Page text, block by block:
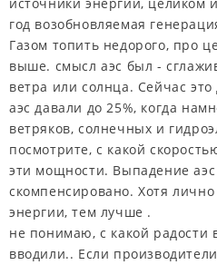
источники энергии, целиком
год возобновляемая
Газом топить недорого, про
выше. смысл аэс был -
ветра или солнца. Сейчас это
аэс давали до 25%, когда
ветряков, солнечных и
посмотрите, с какой
эти мощности. Выпадение
скомпенсировано. Хотя
энергии, тем лучше .
не понимаю, с какой радости
вводили.. Если